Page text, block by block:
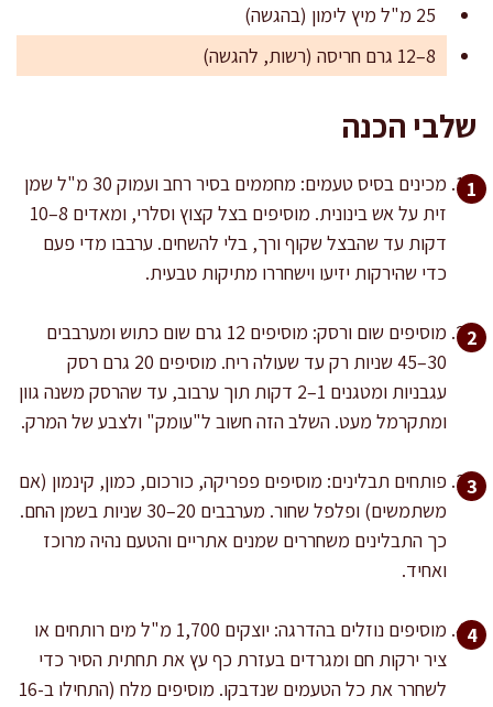
25 מ"ל מיץ לימון (בהגשה)
8–12 גרם חריסה (רשות, להגשה)
שלבי הכנה
מכינים בסיס טעמים: מחממים בסיר רחב ועמוק 30 מ"ל שמן
זית על אש בינונית. מוסיפים בצל קצוץ וסלרי, ומאדים 8–10
דקות עד שהבצל שקוף ורך, בלי להשחים. ערבבו מדי פעם
כדי שהירקות יזיעו וישחררו מתיקות טבעית.
מוסיפים שום ורסק: מוסיפים 12 גרם שום כתוש ומערבבים
30–45 שניות רק עד שעולה ריח. מוסיפים 20 גרם רסק
עגבניות ומטגנים 1–2 דקות תוך ערבוב, עד שהרסק משנה גוון
ומתקרמל מעט. השלב הזה חשוב ל"עומק" ולצבע של המרק.
פותחים תבלינים: מוסיפים פפריקה, כורכום, כמון, קינמון (אם
משתמשים) ופלפל שחור. מערבבים 20–30 שניות בשמן החם.
כך התבלינים משחררים שמנים אתריים והטעם נהיה מרוכז
ואחיד.
מוסיפים נוזלים בהדרגה: יוצקים 1,700 מ"ל מים רותחים או
ציר ירקות חם ומגרדים בעזרת כף עץ את תחתית הסיר כדי
לשחרר את כל הטעמים שנדבקו. מוסיפים מלח (התחילו ב-16